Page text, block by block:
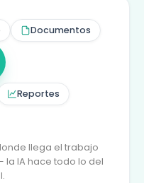
Documentos
Reportes
llega el trabajo
la IA hace todo lo del